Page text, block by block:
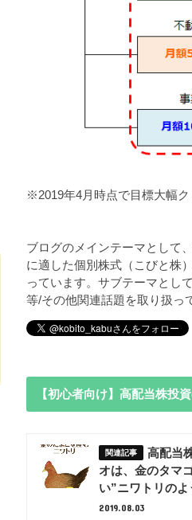
※2019年4月時点で目標大幅ク
ブログのメインテーマとして
に適した個別株式（こびと株
っています。サブテーマとし
等/その他関連話題を取り扱っ
【初心者向け】高配当株投
高配当
オは、金のタマ
い”ニワトリの
2019.08.03